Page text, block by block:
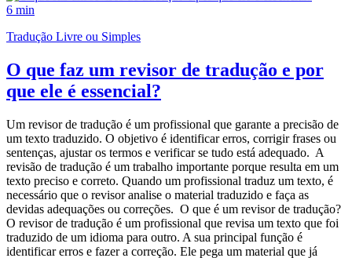
6 min
Tradução Livre ou Simples
O que faz um revisor de tradução e por
que ele é essencial?
Um revisor de tradução é um profissional que garante a precisão de
um texto traduzido. O objetivo é identificar erros, corrigir frases ou
sentenças, ajustar os termos e verificar se tudo está adequado. A
revisão de tradução é um trabalho importante porque resulta em um
texto preciso e correto. Quando um profissional traduz um texto, é
necessário que o revisor analise o material traduzido e faça as
devidas adequações ou correções. O que é um revisor de tradução?
O revisor de tradução é um profissional que revisa um texto que foi
traduzido de um idioma para outro. A sua principal função é
identificar erros e fazer a correção. Ele pega um material que já